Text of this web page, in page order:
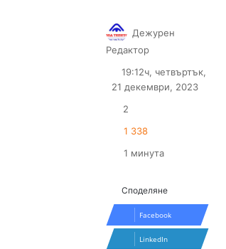
Дежурен
Редактор
X email
19:12ч, четвъртък,
21 декември, 2023
2
1 338
1 минута
Споделяне
Facebook
LinkedIn